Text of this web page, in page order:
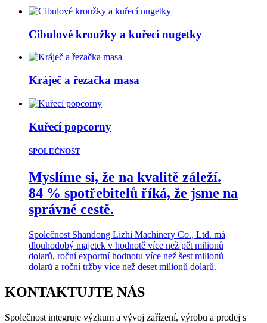
Cibulové kroužky a kuřecí nugetky
Kráječ a řezačka masa
Kuřecí popcorny
SPOLEČNOST
Myslíme si, že na kvalitě záleží.
84 % spotřebitelů říká, že jsme na
správné cestě.
Společnost Shandong Lizhi Machinery Co., Ltd. má
dlouhodobý majetek v hodnotě více než pět milionů
dolarů, roční exportní hodnotu více než šest milionů
dolarů a roční tržby více než deset milionů dolarů.
KONTAKTUJTE NÁS
Společnost integruje výzkum a vývoj zařízení, výrobu a prodej s